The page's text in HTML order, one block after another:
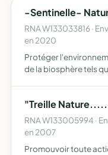
-Sentinelle-
RNA W133033816 ·
en 2020
Protéger
de la biosphère tels
"Treille
RNA W133005994 ·
en 2007
Promouvoir toute